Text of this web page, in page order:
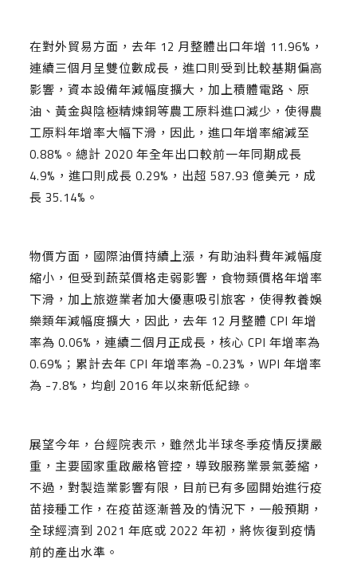
在對外貿易方面，去年 12 月整體出口年增 11.96%，
連續三個月呈雙位數成長，進口則受到比較基期偏高
影響，資本設備年減幅度擴大，加上積體電路、原
油、黃金與陰極精煉銅等農工原料進口減少，使得農
工原料年增率大幅下滑，因此，進口年增率縮減至
0.88%。總計 2020 年全年出口較前一年同期成長
4.9%，進口則成長 0.29%，出超 587.93 億美元，成
長 35.14%。
物價方面，國際油價持續上漲，有助油料費年減幅度
縮小，但受到蔬菜價格走弱影響，食物類價格年增率
下滑，加上旅遊業者加大優惠吸引旅客，使得教養娛
樂類年減幅度擴大，因此，去年 12 月整體 CPI 年增
率為 0.06%，連續二個月正成長，核心 CPI 年增率為
0.69%；累計去年 CPI 年增率為 -0.23%，WPI 年增率
為 -7.8%，均創 2016 年以來新低紀錄。
展望今年，台經院表示，雖然北半球冬季疫情反撲嚴
重，主要國家重啟嚴格管控，導致服務業景氣萎縮，
不過，對製造業影響有限，目前已有多國開始進行疫
苗接種工作，在疫苗逐漸普及的情況下，一般預期，
全球經濟到 2021 年底或 2022 年初，將恢復到疫情
前的產出水準。